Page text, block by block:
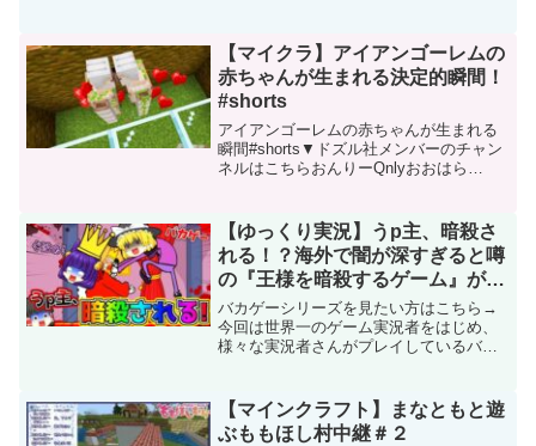
バット2:21 魔球3:17 まほうのツボ
4:20 巨塔...
【マイクラ】アイアンゴーレムの
赤ちゃんが生まれる決定的瞬間！
#shorts
アイアンゴーレムの赤ちゃんが生まれる
瞬間#shorts▼ドズル社メンバーのチャン
ネルはこちらおんりーQnlyおおはら
ロドズぼん・ザ・ショートドズみるチ
ャ...
【ゆっくり実況】うp主、暗殺さ
れる！？海外で闇が深すぎると噂
の『王様を暗殺するゲーム』がハ
チャメチャで面白すぎた！！【バ
カゲー】
バカゲーシリーズを見たい方はこちら→
今回は世界一のゲーム実況者をはじめ、
様々な実況者さんがプレイしているバカ
理沙との掛け合いもありますので是非見
てくださると嬉しいです！...
【マインクラフト】まなともと遊
ぶももほし村中継＃２